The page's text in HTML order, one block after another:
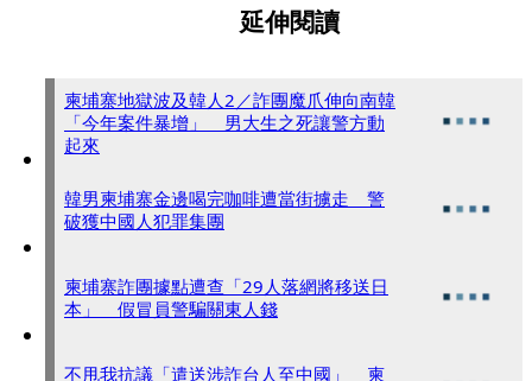
延伸閱讀
柬埔寨地獄波及韓人2／詐團魔爪伸向南韓
「今年案件暴增」 男大生之死讓警方動
起來
韓男柬埔寨金邊喝完咖啡遭當街擄走 警
破獲中國人犯罪集團
柬埔寨詐團據點遭查「29人落網將移送日
本」 假冒員警騙關東人錢
不甩我抗議「遣送涉詐台人至中國」 柬